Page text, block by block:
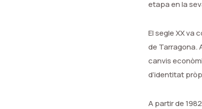
etapa en la
El segle XX va
de Tarragona.
canvis
d’identitat
A partir de